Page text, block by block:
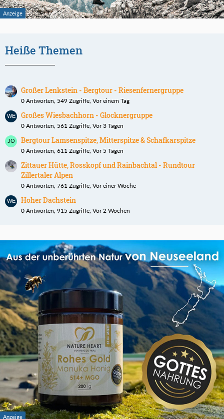
Heiße Themen
Großer Lenkstein - Bergtour - Riesenfernergruppe
0 Antworten, 549 Zugriffe, Vor einem Tag
Großes Wiesbachhorn - Glocknergruppe
0 Antworten, 561 Zugriffe, Vor 3 Tagen
Bergtour Lamsenspitze, Mitterspitze & Schafkarspitze
0 Antworten, 611 Zugriffe, Vor 5 Tagen
Zittauer Hütte, Rosskopf und Rainbachtal - Rundtour
Zillertaler Alpen
0 Antworten, 761 Zugriffe, Vor einer Woche
Hoher Dachstein
0 Antworten, 915 Zugriffe, Vor 2 Wochen